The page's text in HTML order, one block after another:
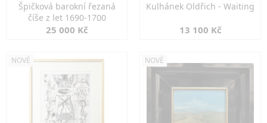
Špičková barokní řezaná
číše z let 1690-1700
25 000 Kč
Kulhánek Oldřich - Waiting
13 100 Kč
NOVÉ NOVÉ